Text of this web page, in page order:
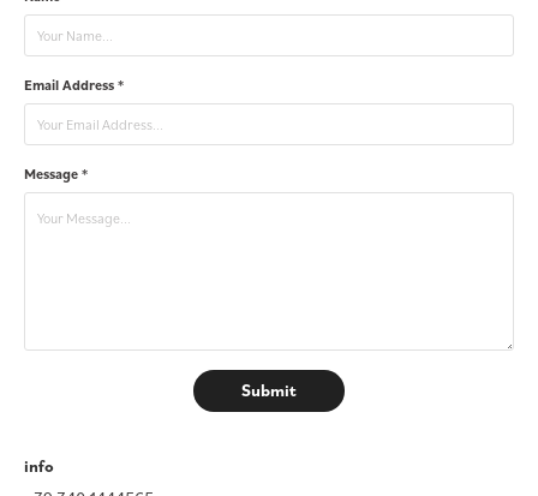
Email Address *
Message *
Submit
info